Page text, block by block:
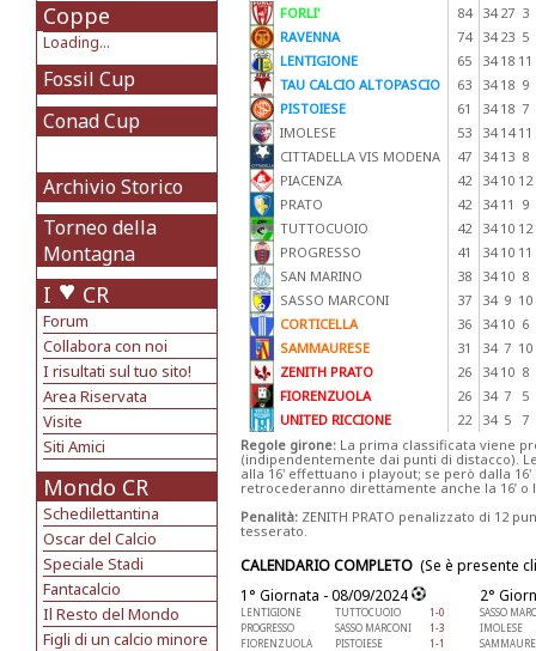
Coppe
Loading...
Fossil Cup
Conad Cup
Archivio Storico
Torneo della
Montagna
I CR
Forum
Collabora con noi
I risultati sul tuo sito!
Area Riservata
Visite
Siti Amici
Mondo CR
Schedilettantina
Oscar del Calcio
Speciale Stadi
Fantacalcio
Il Resto del Mondo
Figli di un calcio minore
FORLI'
84 34 27 3
RAVENNA
74 34 23 5
LENTIGIONE
65 34 18 11
TAU CALCIO ALTOPASCIO
63 34 18 9
PISTOIESE
61 34 18 7
IMOLESE
53 34 14 11
CITTADELLA VIS MODENA
47 34 13 8
PIACENZA
42 34 10 12
PRATO
42 34 11 9
TUTTOCUOIO
42 34 10 12
PROGRESSO
41 34 10 11
SAN MARINO
38 34 10 8
SASSO MARCONI
37 34 9 10
CORTICELLA
36 34 10 6
SAMMAURESE
31 34 7 10
ZENITH PRATO
26 34 10 8
FIORENZUOLA
26 34 7 5
UNITED RICCIONE
22 34 5 7
Regole girone: La prima classificata viene
(indipendentemente dai punti di distacco).
alla 16' effettuano i playout; se però dalla 16'
retrocederanno direttamente anche la 16’ o la
Penalità: ZENITH PRATO penalizzato di 12
tesserato.
CALENDARIO COMPLETO (Se è presente
1° Giornata - 08/09/2024
LENTIGIONE TUTTOCUOIO
1-0
PROGRESSO
SASSO MARCONI
1-3
FIORENZUOLA
PISTOIESE
1-1
2°
SASSO
IMOLESE